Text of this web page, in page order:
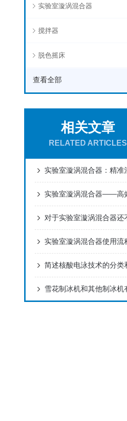
实验室漩涡混合器
搅拌器
脱色摇床
查看全部
相关文章
RELATED ARTICLES